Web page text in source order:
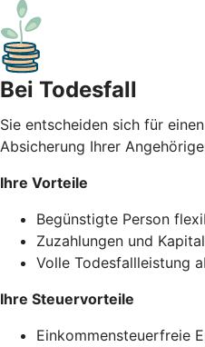
Bei Todesfall
Sie entscheiden sich für
Absicherung Ihrer
Ihre Vorteile
Begünstigte Person
Zuzahlungen und
Volle Todesfallleistung
Ihre Steuervorteile
Einkommensteuerfreie